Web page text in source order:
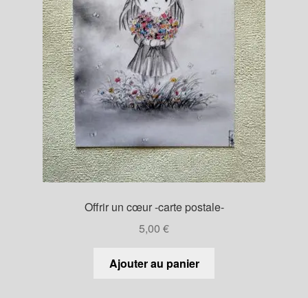
Offrir un cœur -carte postale-
5,00 €
Ajouter au panier